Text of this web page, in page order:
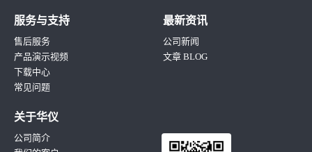
服务与支持
售后服务
产品演示视频
下载中心
常见问题
最新资讯
公司新闻
文章 BLOG
关于华仪
公司简介